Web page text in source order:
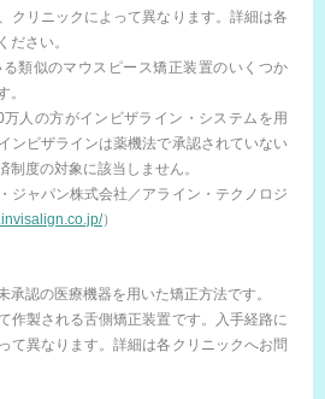
クリニックによって異なります。詳細は各
ださい。
類似のマウスピース矯正装置のいくつか
。
人の方がインビザライン・システムを用
ンビザラインは薬機法で承認されていない
制度の対象に該当しません。
ジャパン株式会社／アライン・テクノロジ
）
認の医療機器を用いた矯正方法です。
作製される舌側矯正装置です。入手経路に
て異なります。詳細は各クリニックへお問